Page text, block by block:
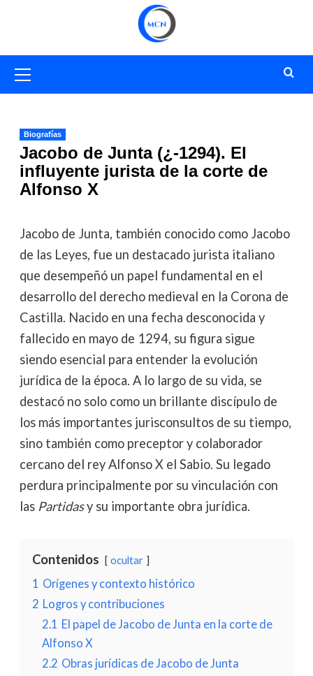
primario
Biografías
Jacobo de Junta (¿-1294). El
influyente jurista de la corte de
Alfonso X
Jacobo de Junta, también conocido como Jacobo
de las Leyes, fue un destacado jurista italiano
que desempeñó un papel fundamental en el
desarrollo del derecho medieval en la Corona de
Castilla. Nacido en una fecha desconocida y
fallecido en mayo de 1294, su figura sigue
siendo esencial para entender la evolución
jurídica de la época. A lo largo de su vida, se
destacó no solo como un brillante discípulo de
los más importantes jurisconsultos de su tiempo,
sino también como preceptor y colaborador
cercano del rey Alfonso X el Sabio. Su legado
perdura principalmente por su vinculación con
las Partidasy su importante obra jurídica.
Contenidos ocultar
1 Orígenes y contexto histórico
2 Logros y contribuciones
2.1 El papel de Jacobo de Junta en la corte de
Alfonso X
2.2 Obras jurídicas de Jacobo de Junta